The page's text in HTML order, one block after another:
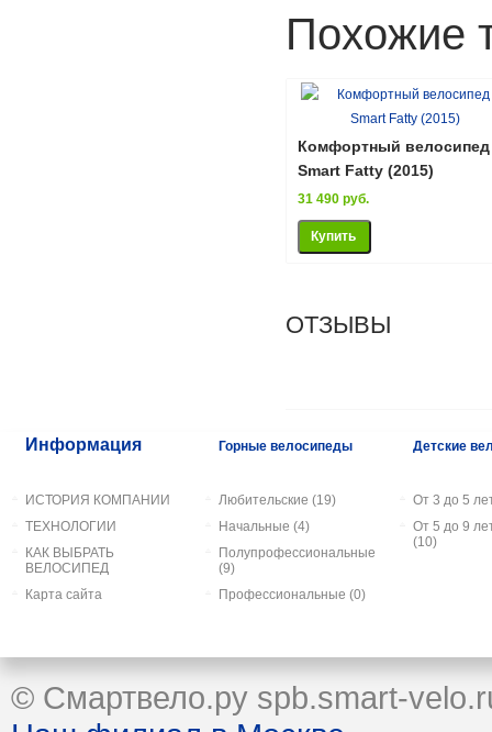
Похожие
Комфортный велосипед
Smart Fatty (2015)
31 490 руб.
ОТЗЫВЫ
Информация
ИСТОРИЯ КОМПАНИИ
ТЕХНОЛОГИИ
КАК ВЫБРАТЬ
ВЕЛОСИПЕД
Карта сайта
Горные велосипеды
Любительские (19)
Начальные (4)
Полупрофессиональные
(9)
Профессиональные (0)
Детские
От 3 до 5
От 5 до 9
(10)
© Смартвело.ру spb.smart-